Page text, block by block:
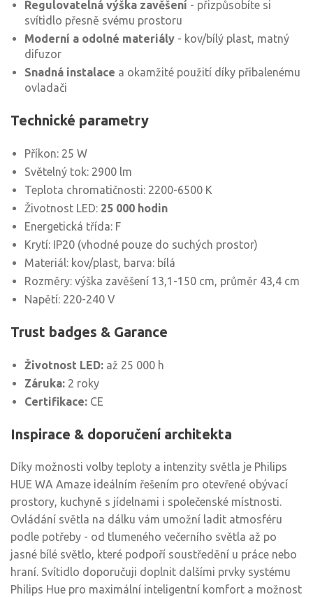
Regulovatelná výška zavěšení - přizpůsobíte si
svítidlo přesně svému prostoru
Moderní a odolné materiály - kov/bílý plast, matný
difuzor
Snadná instalace a okamžité použití díky přibalenému
ovladači
Technické parametry
Příkon: 25 W
Světelný tok: 2900 lm
Teplota chromatičnosti: 2200-6500 K
Životnost LED: 25 000 hodin
Energetická třída: F
Krytí: IP20 (vhodné pouze do suchých prostor)
Materiál: kov/plast, barva: bílá
Rozměry: výška zavěšení 13,1-150 cm, průměr 43,4 cm
Napětí: 220-240 V
Trust badges & Garance
Životnost LED: až 25 000 h
Záruka: 2 roky
Certifikace: CE
Inspirace & doporučení architekta
Díky možnosti volby teploty a intenzity světla je Philips
HUE WA Amaze ideálním řešením pro otevřené obývací
prostory, kuchyně s jídelnami i společenské místnosti.
Ovládání světla na dálku vám umožní ladit atmosféru
podle potřeby - od tlumeného večerního světla až po
jasné bílé světlo, které podpoří soustředění u práce nebo
hraní. Svítidlo doporučuji doplnit dalšími prvky systému
Philips Hue pro maximální inteligentní komfort a možnost